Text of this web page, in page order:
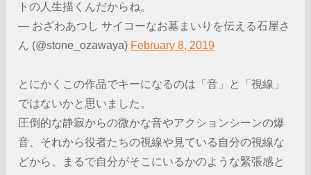
トの人生描くんだからね。
— おざわあつし サイコーなお墓まいりを伝える石屋さ
ん (@stone_ozawaya) February 8, 2019
とにかくこの作品でキーになるのは「音」と「視線」
ではないかと思いました。
圧倒的な静寂からの微かな音やアクションシーンの爆
音、それから役者たちの視線や見ている自分の視線な
どから、まるで自分がそこにいるかのような緊張感と